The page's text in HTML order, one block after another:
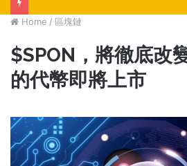
Home / 區塊鏈
$SPON，將徹底改
的代幣即將上市